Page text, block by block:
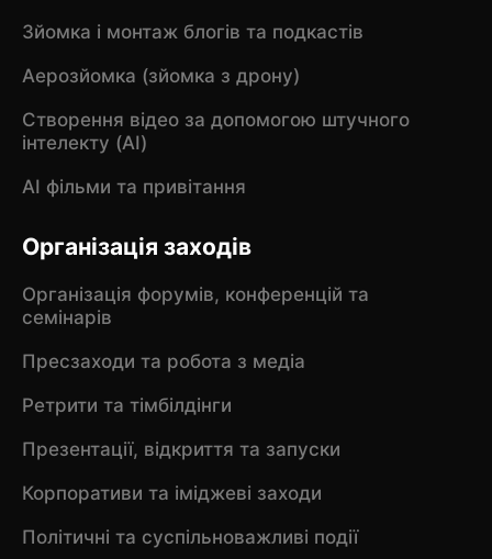
Зйомка і монтаж блогів та подкастів
Аерозйомка (зйомка з дрону)
Створення відео за допомогою штучного
інтелекту (AI)
AI фільми та привітання
Організація заходів
Організація форумів, конференцій та
семінарів
Пресзаходи та робота з медіа
Ретрити та тімбілдінги
Презентації, відкриття та запуски
Корпоративи та іміджеві заходи
Політичні та суспільноважливі події